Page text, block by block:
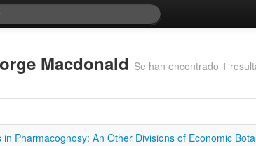
Macdonald Se han encontrado 1
Pharmacognosy: An Other Divisions of Economic